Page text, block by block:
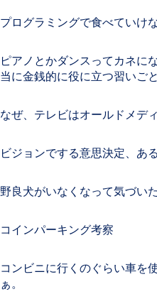
プログラミングで食べていけ
ピアノとかダンスってカネに
当に金銭的に役に立つ習いご
なぜ、テレビはオールドメデ
ビジョンでする意思決定、あ
野良犬がいなくなって気づ
コインパーキング考察
コンビニに行くのぐらい車を
ぁ。